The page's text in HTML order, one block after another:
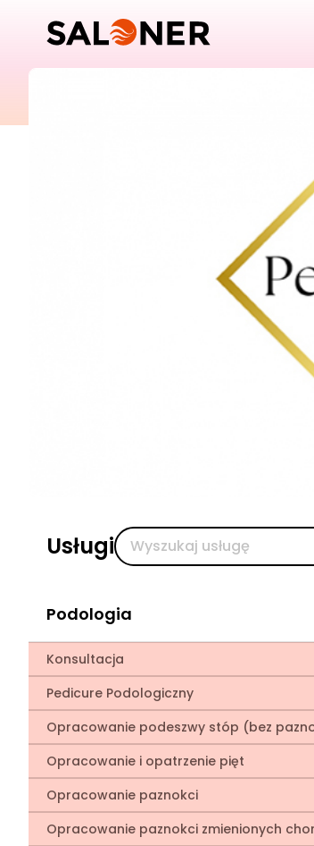
Usługi
Podologia
Konsultacja
Pedicure Podologiczny
Opracowanie podeszwy stóp (bez
Opracowanie i opatrzenie pięt
Opracowanie paznokci
Opracowanie paznokci zmienionych